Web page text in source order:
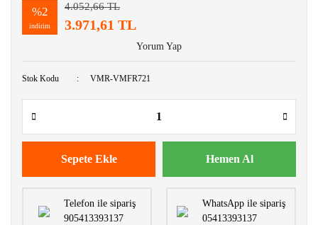
%2
indirim
4.052,66 TL
3.971,61 TL
Yorum Yap
Stok Kodu VMR-VMFR721
Sepete Ekle Hemen Al
Telefon ile sipariş
905413393137
WhatsApp ile sipariş
05413393137